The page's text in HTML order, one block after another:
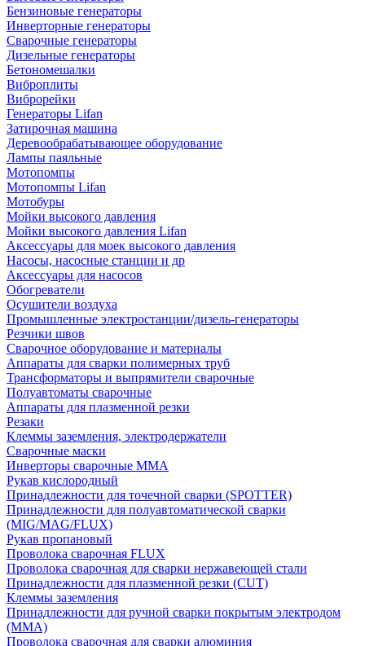
Бензиновые генераторы
Инверторные генераторы
Сварочные генераторы
Дизельные генераторы
Бетономешалки
Виброплиты
Виброрейки
Генераторы Lifan
Затирочная машина
Деревообрабатывающее оборудование
Лампы паяльные
Мотопомпы
Мотопомпы Lifan
Мотобуры
Мойки высокого давления
Мойки высокого давления Lifan
Аксессуары для моек высокого давления
Насосы, насосные станции и др
Аксессуары для насосов
Обогреватели
Осушители воздуха
Промышленные электростанции/дизель-генераторы
Резчики швов
Сварочное оборудование и материалы
Аппараты для сварки полимерных труб
Трансформаторы и выпрямители сварочные
Полуавтоматы сварочные
Аппараты для плазменной резки
Резаки
Клеммы заземления, электродержатели
Сварочные маски
Инверторы сварочные ММА
Рукав кислородный
Принадлежности для точечной сварки (SPOTTER)
Принадлежности для полуавтоматической сварки
(MIG/MAG/FLUX)
Рукав пропановый
Проволока сварочная FLUX
Проволока сварочная для сварки нержавеющей стали
Принадлежности для плазменной резки (CUT)
Клеммы заземления
Принадлежности для ручной сварки покрытым электродом
(MMA)
Проволока сварочная для сварки алюминия